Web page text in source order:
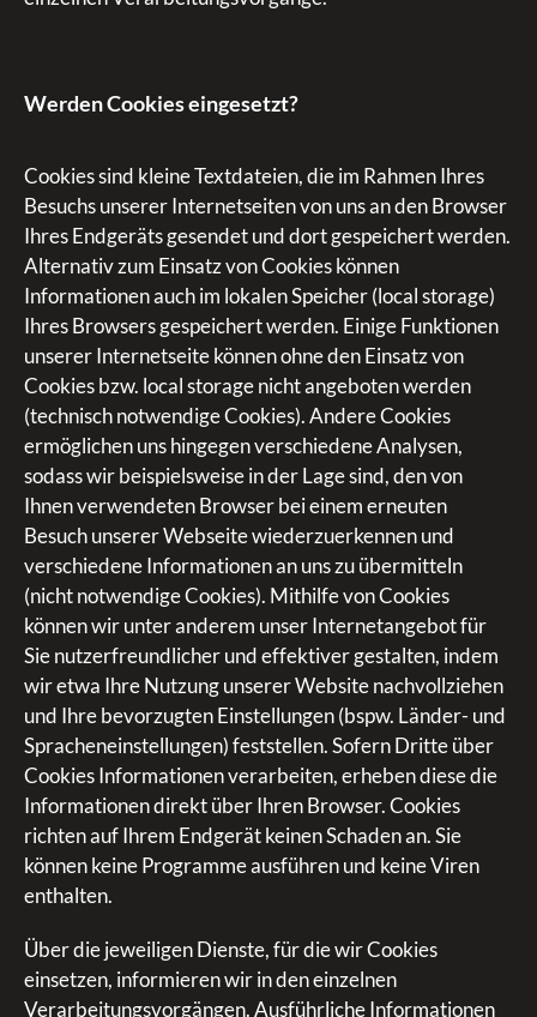
Werden Cookies eingesetzt?
Cookies sind kleine Textdateien, die im Rahmen Ihres
Besuchs unserer Internetseiten von uns an den Browser
Ihres Endgeräts gesendet und dort gespeichert werden.
Alternativ zum Einsatz von Cookies können
Informationen auch im lokalen Speicher (local storage)
Ihres Browsers gespeichert werden. Einige Funktionen
unserer Internetseite können ohne den Einsatz von
Cookies bzw. local storage nicht angeboten werden
(technisch notwendige Cookies). Andere Cookies
ermöglichen uns hingegen verschiedene Analysen,
sodass wir beispielsweise in der Lage sind, den von
Ihnen verwendeten Browser bei einem erneuten
Besuch unserer Webseite wiederzuerkennen und
verschiedene Informationen an uns zu übermitteln
(nicht notwendige Cookies). Mithilfe von Cookies
können wir unter anderem unser Internetangebot für
Sie nutzerfreundlicher und effektiver gestalten, indem
wir etwa Ihre Nutzung unserer Website nachvollziehen
und Ihre bevorzugten Einstellungen (bspw. Länder- und
Spracheneinstellungen) feststellen. Sofern Dritte über
Cookies Informationen verarbeiten, erheben diese die
Informationen direkt über Ihren Browser. Cookies
richten auf Ihrem Endgerät keinen Schaden an. Sie
können keine Programme ausführen und keine Viren
enthalten.
Über die jeweiligen Dienste, für die wir Cookies
einsetzen, informieren wir in den einzelnen
Verarbeitungsvorgängen. Ausführliche Informationen